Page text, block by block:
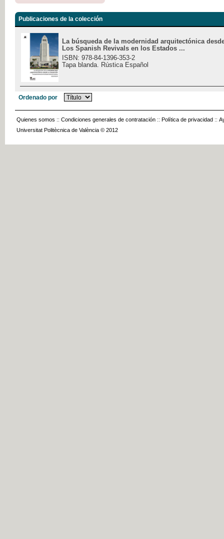
Publicaciones de la colección
La búsqueda de la modernidad arquitectónica
Los Spanish Revivals en los Estados ...
ISBN: 978-84-1396-353-2
Tapa blanda. Rústica Español
Ordenado por
Quienes somos :: Condiciones generales de contratación :: Política de privacidad ::
Universitat Politècnica de València © 2012